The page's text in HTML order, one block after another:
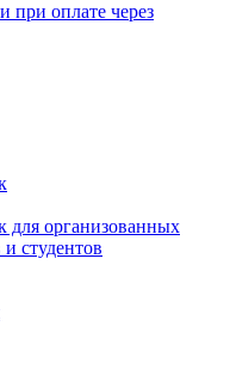
при оплате через
для организованных
студентов